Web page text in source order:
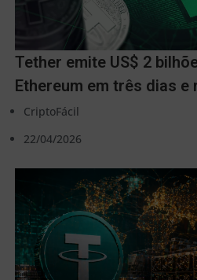
Tether emite US$ 2
Ethereum em três dias
CriptoFácil
22/04/2026